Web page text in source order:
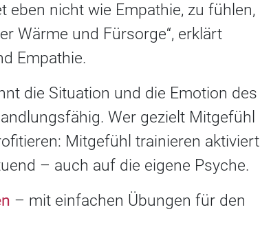
eben nicht wie Empathie, zu fühlen,
Wärme und Fürsorge“, erklärt
Empathie.
die Situation und die Emotion des
Wer gezielt Mitgefühl
Mitgefühl trainieren aktiviert
– auch auf die eigene Psyche.
– mit einfachen Übungen für den